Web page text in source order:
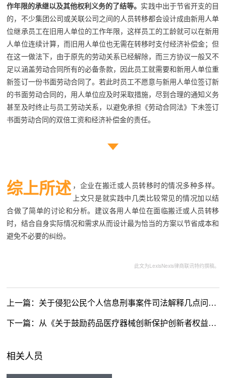
作年限的承继以及其他权利义务的了结等。 实践中出于节省开支的目
的，不少集团公司或关联公司之间的人员转移都会设计成由新用人单
位继承员工在旧用人单位的工作年限，这样员工的工龄就可以在新用
人单位连续计算，而旧用人单位也无需在转移时支付经济补偿金；但
在这一做法下，由于原先的劳动关系已经解除，而三方协议一般又不
足以涵盖劳动合同所有的必备条款，因此员工就需要和新用人单位重
新签订一份书面劳动合同了。若此时员工不愿意与新用人单位签订新
的书面劳动合同的，用人单位应及时采取措施，尽到合理的通知义务
甚至及时终止与员工劳动关系，以避免承担《劳动合同法》下未签订
书面劳动合同的双倍工资和经济补偿金的责任。
综上所述 ，企业在搬迁或人员转移时的情况多种多样。
上文只是就实践中几类比较常见的情况加以结
合做了简单的讨论和分析。建议各用人单位在面临搬迁或人员转移
时，结合自身实际情况和需求从而设计最为恰当的方案以节省成本和
避免不必要的纠纷。
此文为LexisNexis律商联讯特约撰稿。
上一篇： 关于侵犯公民个人信息刑事案件司法解释几点问题说明
下一篇： 从《关于鼓励药品医疗器械创新保护创新者权益的相关政策 （征求意见稿）》看中国专利链接和药品试验数据保护制度
相关人员